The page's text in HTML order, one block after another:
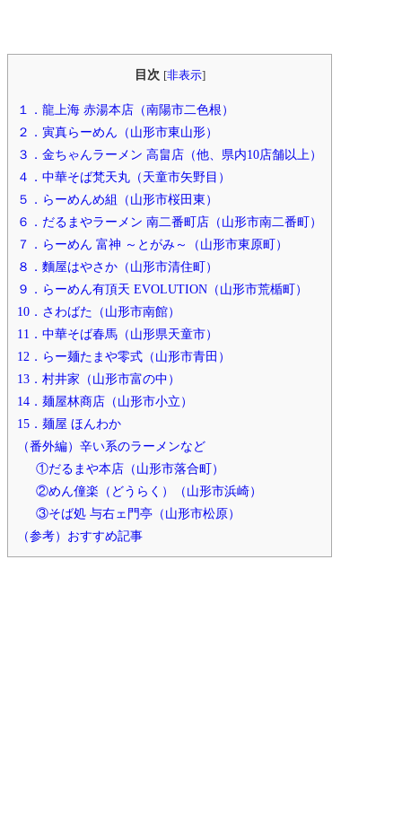
目次 [非表示]
１．龍上海 赤湯本店（南陽市二色根）
２．寅真らーめん（山形市東山形）
３．金ちゃんラーメン 高畠店（他、県内10店舗以上）
４．中華そば梵天丸（天童市矢野目）
５．らーめんめ組（山形市桜田東）
６．だるまやラーメン 南二番町店（山形市南二番町）
７．らーめん 富神 ～とがみ～（山形市東原町）
８．麵屋はやさか（山形市清住町）
９．らーめん有頂天 EVOLUTION（山形市荒楯町）
10．さわばた（山形市南館）
11．中華そば春馬（山形県天童市）
12．らー麺たまや零式（山形市青田）
13．村井家（山形市富の中）
14．麺屋林商店（山形市小立）
15．麺屋 ほんわか
（番外編）辛い系のラーメンなど
①だるまや本店（山形市落合町）
②めん僮楽（どうらく）（山形市浜崎）
③そば処 与右ェ門亭（山形市松原）
（参考）おすすめ記事